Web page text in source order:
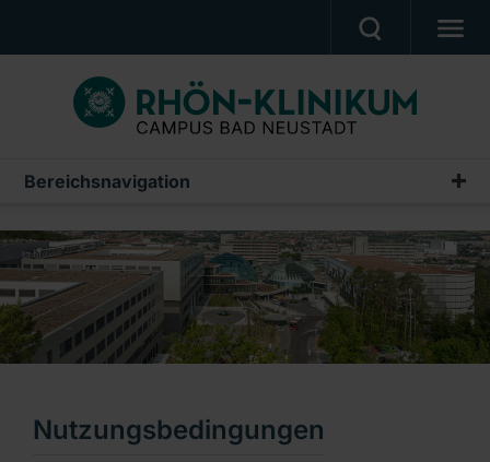
MEDIZIN & PFLEGE
PATIENTEN & BESUCHER
CAMPUS AKADEMIE
AKTUELLES
NOTFALL
Bereichsnavigation
Metanavigation
Sitemap
Impressum
Nutzungsbedingungen
Datenschutz
Cookie-Erklärung
Nutzungsbedingungen